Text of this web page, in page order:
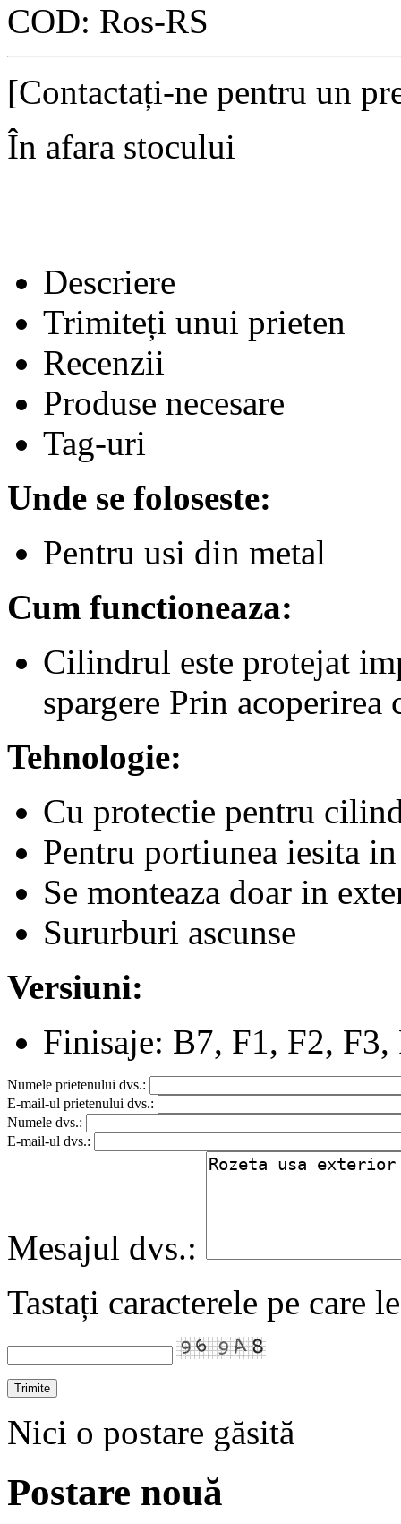
COD: Ros-RS
[Contactați-ne pentru un
În afara stocului
Descriere
Trimiteți unui prieten
Recenzii
Produse necesare
Tag-uri
Unde se foloseste:
Pentru usi din metal
Cum functioneaza:
Cilindrul este protejat
spargere Prin
Tehnologie:
Cu protectie pentru
Pentru portiunea iesita
Se monteaza doar in
Sururburi ascunse
Versiuni:
Finisaje: B7, F1, F2, F3,
Numele prietenului dvs.:
E-mail-ul prietenului dvs.:
Numele dvs.:
E-mail-ul dvs.:
Mesajul dvs.:
Tastați caracterele pe care
Nici o postare găsită
Postare nouă